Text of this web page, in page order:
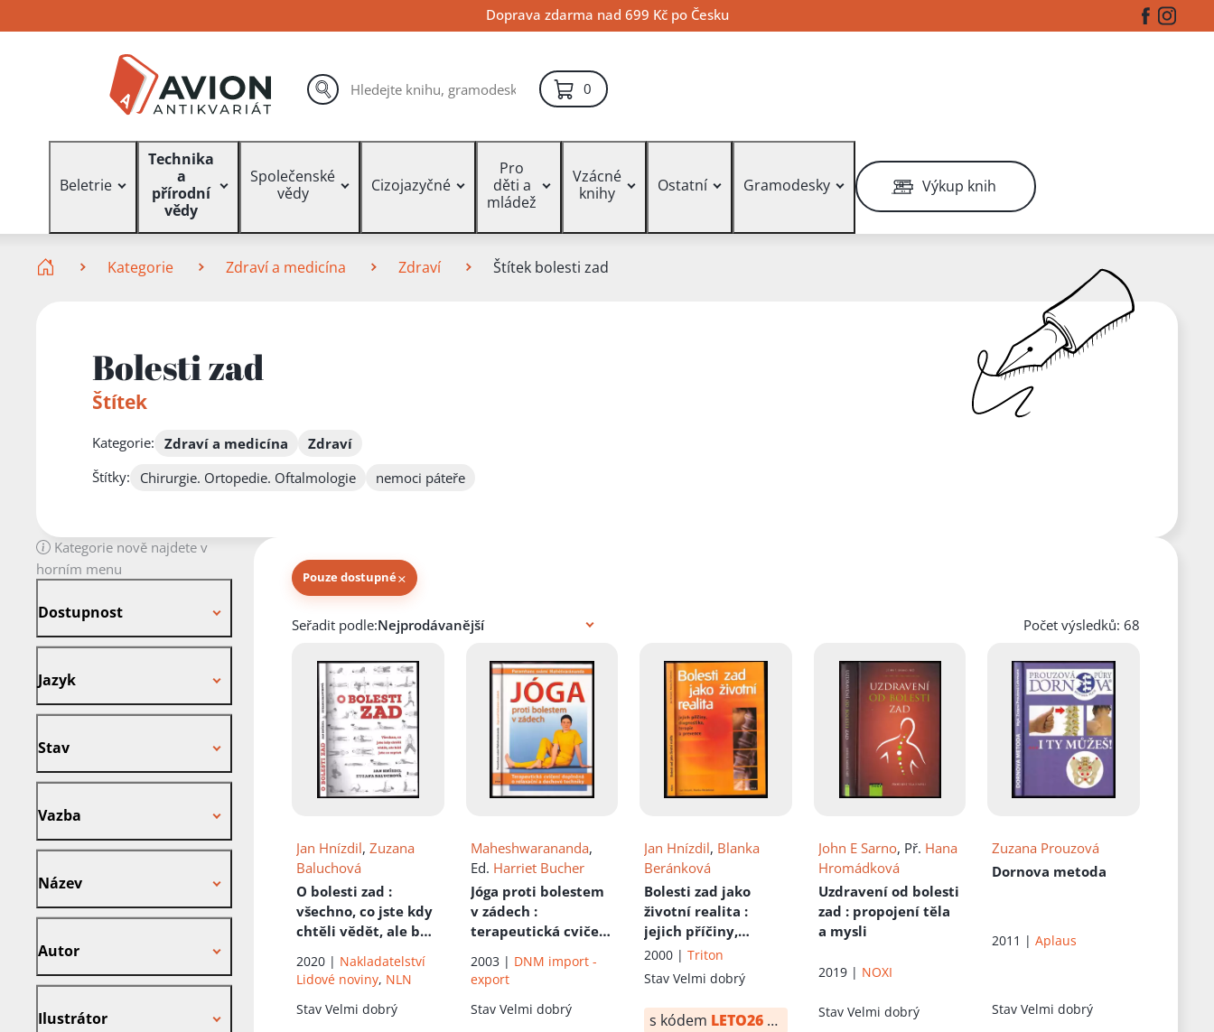
na
na
na
Doprava zdarma nad 699 Kč po Česku Facebook
Vyhledávání hledat
0položek – košík
Beletrie
Technika
a
přírodní
vědy
Společenské
vědy
Cizojazyčné
Pro
děti a
mládež
Vzácné
knihy
Ostatní Gramodesky Výkup knih
Kategorie Zdraví a medicína Zdraví Štítek bolesti zad
Bolesti zad
Štítek
Kategorie: Zdraví a medicína
Zdraví
Štítky:
Chirurgie. Ortopedie. Oftalmologie nemoci páteře
Kategorie nově najdete v
horním menu
Dostupnost
Jazyk
Stav
Vazba
Název
Autor
Ilustrátor
Pouze dostupné×
Knihy autora
Seřadit podle: Počet výsledků: 68
Jan Hnízdil,Zuzana
Baluchová
O bolesti zad :
všechno, co jste kdy
chtěli vědět, ale báli
2020 | Nakladatelství
Lidové noviny, NLN
StavVelmi dobrý
Maheshwarananda,
Ed. Harriet Bucher
Jóga proti bolestem
v zádech :
terapeutická cvičení
relaxační a dechové
techniky
2003 | DNM import -
export
Stav Velmi dobrý
Jan Hnízdil, Blanka
Beránková
Bolesti zad jako
životní realita :
jejich příčiny,
diagnostika, terapie
a prevence
2000 |Triton
StavVelmi dobrý
s kódem LETO26 od: 125 Kč
John E Sarno, Př. Hana
Hromádková
Uzdravení od bolesti
zad : propojení těla
a mysli
2019 | NOXI
Stav Velmi dobrý
Zuzana Prouzová
Dornova metoda
2011 |Aplaus
StavVelmi dobrý